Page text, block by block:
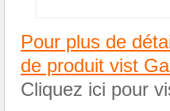
Pour plus de
de produit vist
Cliquez ici pour